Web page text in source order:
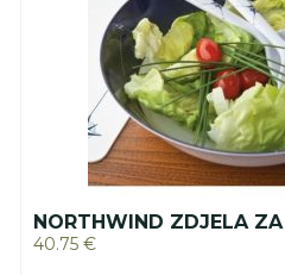
NORTHWIND ZDJELA
40.75 €